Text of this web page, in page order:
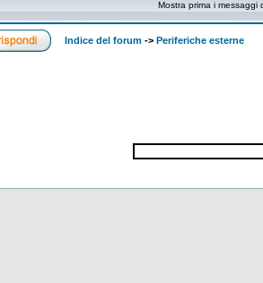
Mostra prima i messaggi
Indice del forum -> Periferiche esterne